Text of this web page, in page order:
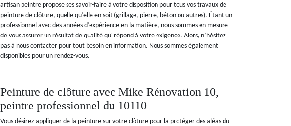
artisan peintre propose ses savoir-faire à votre disposition pour tous vos travaux de
peinture de clôture, quelle qu’elle en soit (grillage, pierre, béton ou autres). Étant un
professionnel avec des années d’expérience en la matière, nous sommes en mesure
de vous assurer un résultat de qualité qui répond à votre exigence. Alors, n’hésitez
pas à nous contacter pour tout besoin en information. Nous sommes également
disponibles pour un rendez-vous.
Peinture de clôture avec Mike Rénovation 10,
peintre professionnel du 10110
Vous désirez appliquer de la peinture sur votre clôture pour la protéger des aléas du